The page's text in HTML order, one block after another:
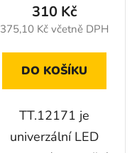
375,10 Kč včetně DPH
310 Kč
DO KOŠÍKU
TT.12171 je
univerzální LED